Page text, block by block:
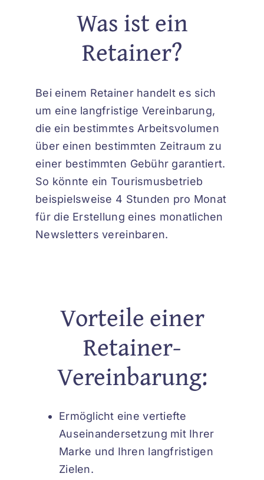
Was ist ein
Retainer?
Bei einem Retainer handelt es sich
um eine langfristige Vereinbarung,
die ein bestimmtes Arbeitsvolumen
über einen bestimmten Zeitraum zu
einer bestimmten Gebühr garantiert.
So könnte ein Tourismusbetrieb
beispielsweise 4 Stunden pro Monat
für die Erstellung eines monatlichen
Newsletters vereinbaren.
Vorteile einer
Retainer-
Vereinbarung:
Ermöglicht eine vertiefte
Auseinandersetzung mit Ihrer
Marke und Ihren langfristigen
Zielen.